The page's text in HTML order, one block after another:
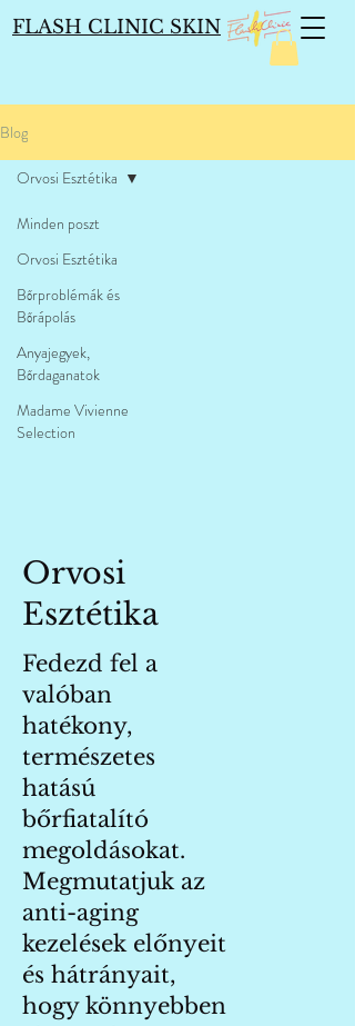
FLASH CLINIC SKIN
Blog
Minden poszt
Orvosi Esztétika
Bőrproblémák és
Bőrápolás
Anyajegyek,
Bőrdaganatok
Madame Vivienne
Selection
Orvosi Esztétika
Orvosi
Esztétika
Fedezd fel a
valóban
hatékony,
természetes
hatású
bőrfiatalító
megoldásokat.
Megmutatjuk az
anti-aging
kezelések előnyeit
és hátrányait,
hogy könnyebben